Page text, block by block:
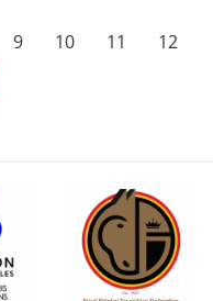
9 10 11
12